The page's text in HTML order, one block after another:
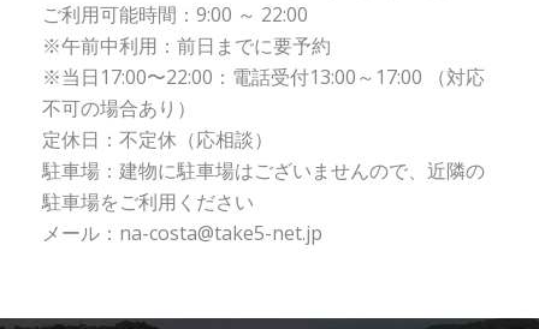
ご利用可能時間：9:00 ～ 22:00
※午前中利用：前日までに要予約
※当日17:00〜22:00：電話受付13:00～17:00 （対応
不可の場合あり）
定休日：不定休（応相談）
駐車場：建物に駐車場はございませんので、近隣の
駐車場をご利用ください
メール：na-costa@take5-net.jp